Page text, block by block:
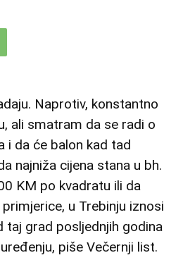
Naprotiv, konstantno
ali smatram da se radi o
i da će balon kad tad
najniža cijena stana u bh.
KM po kvadratu ili da
u Trebinju iznosi
taj grad posljednjih godina
piše Večernji list.